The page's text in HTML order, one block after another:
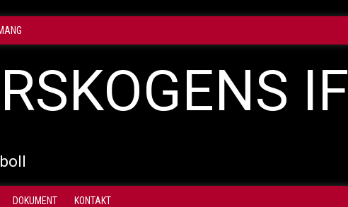
IF
DOKUMENT KONTAKT